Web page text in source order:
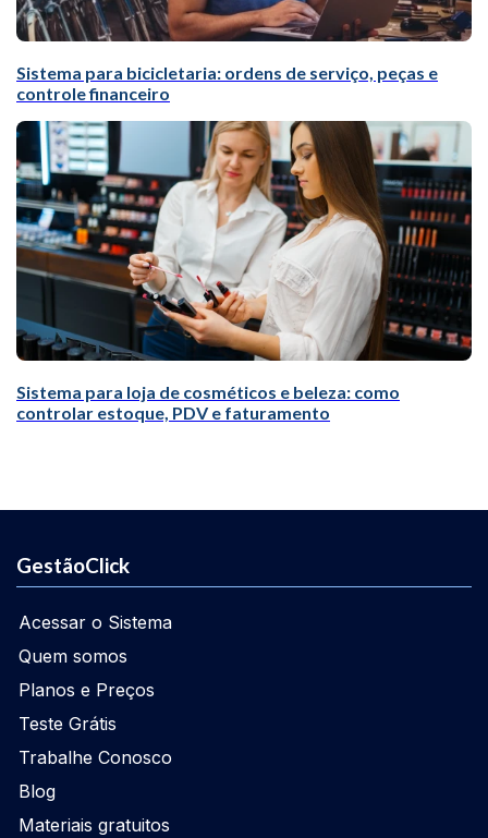
Sistema para bicicletaria: ordens de serviço, peças e
controle financeiro
Sistema para loja de cosméticos e beleza: como
controlar estoque, PDV e faturamento
GestãoClick
Acessar o Sistema
Quem somos
Planos e Preços
Teste Grátis
Trabalhe Conosco
Blog
Materiais gratuitos